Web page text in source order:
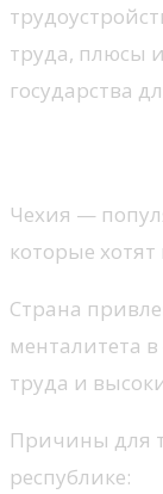
труда, плюсы
государства
Чехия —
которые
Страна
менталитета
труда и
Причины для
республике: